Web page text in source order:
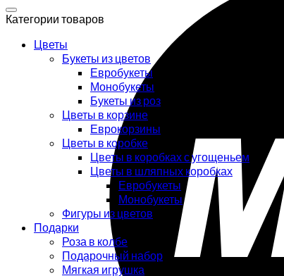
Категории товаров
Цветы
Букеты из цветов
Евробукеты
Монобукеты
Букеты из роз
Цветы в корзине
Еврокорзины
Цветы в коробке
Цветы в коробках с угощеньем
Цветы в шляпных коробках
Евробукеты
Монобукеты
Фигуры из цветов
Подарки
Роза в колбе
Подарочный набор
Мягкая игрушка